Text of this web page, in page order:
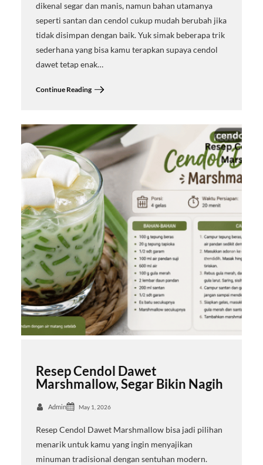
dikenal segar dan manis, namun bahan utamanya
seperti santan dan cendol cukup mudah berubah jika
tidak disimpan dengan baik. Yuk simak beberapa trik
sederhana yang bisa kamu terapkan supaya cendol
dawet tetap enak…
Continue Reading
Resep Cendol Dawet
Marshmallow, Segar Bikin Nagih
Admin May 1, 2026
Resep Cendol Dawet Marshmallow bisa jadi pilihan
menarik untuk kamu yang ingin menyajikan
minuman tradisional dengan sentuhan modern.